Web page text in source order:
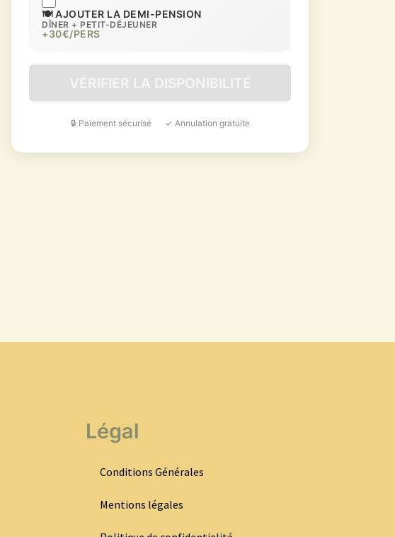
🍽️ AJOUTER LA DEMI-PENSION
DÎNER + PETIT-DÉJEUNER
+30€/PERS
🔒 Paiement sécurisé ✓ Annulation gratuite
Légal
Conditions Générales
Mentions légales